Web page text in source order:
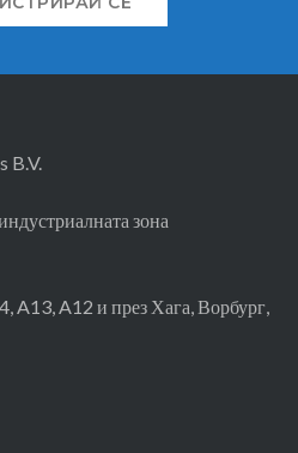
зона
A13, A12 и през Хага, Ворбург,